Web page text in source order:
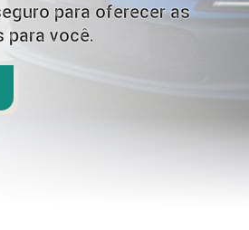
para oferecer as
para você.